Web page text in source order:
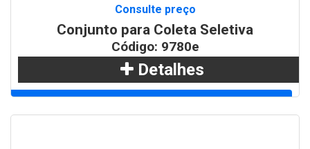
Consulte preço
Conjunto para Coleta Seletiva
Código: 9780e
Detalhes